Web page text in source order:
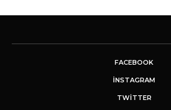
FACEBOOK
INSTAGRAM
TWITTER